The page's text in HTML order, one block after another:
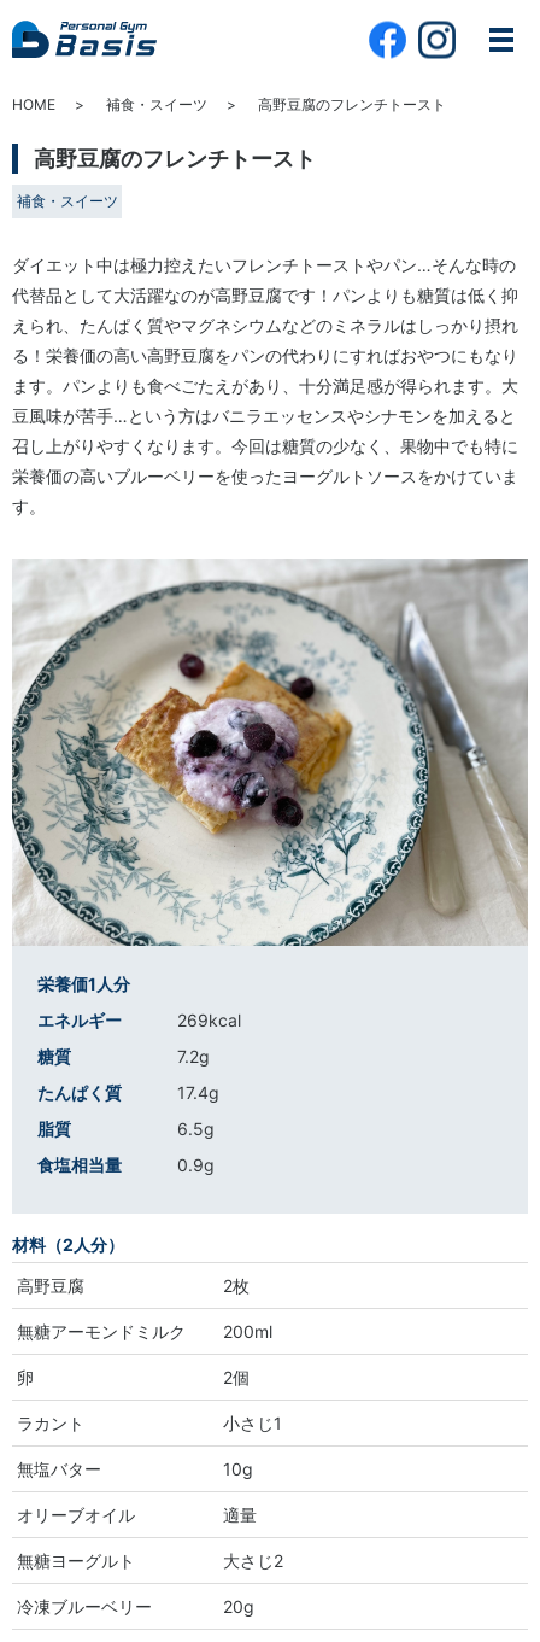
HOME 補食・スイーツ 高野豆腐のフレンチトースト
高野豆腐のフレンチトースト
補食・スイーツ
ダイエット中は極力控えたいフレンチトーストやパン…そんな時の
代替品として大活躍なのが高野豆腐です！パンよりも糖質は低く抑
えられ、たんぱく質やマグネシウムなどのミネラルはしっかり摂れ
る！栄養価の高い高野豆腐をパンの代わりにすればおやつにもなり
ます。パンよりも食べごたえがあり、十分満足感が得られます。大
豆風味が苦手…という方はバニラエッセンスやシナモンを加えると
召し上がりやすくなります。今回は糖質の少なく、果物中でも特に
栄養価の高いブルーベリーを使ったヨーグルトソースをかけていま
す。
栄養価1人分
エネルギー
269kcal
糖質
7.2g
たんぱく質
17.4g
脂質
6.5g
食塩相当量
0.9g
材料（2人分）
高野豆腐 2枚
無糖アーモンドミルク 200ml
卵 2個
ラカント 小さじ1
無塩バター 10g
オリーブオイル 適量
無糖ヨーグルト 大さじ2
冷凍ブルーベリー 20g